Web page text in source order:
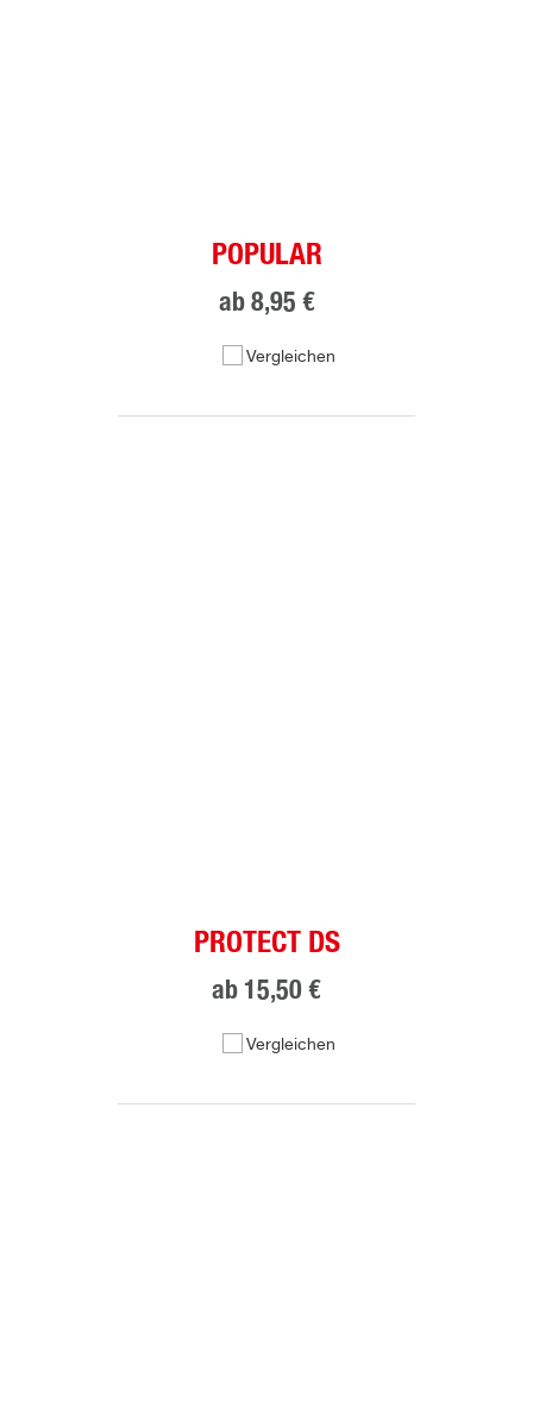
POPULAR
ab 8,95 €
Vergleichen
PROTECT DS
ab 15,50 €
Vergleichen